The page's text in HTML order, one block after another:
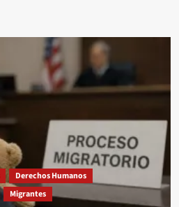
Derechos Humanos
Migrantes